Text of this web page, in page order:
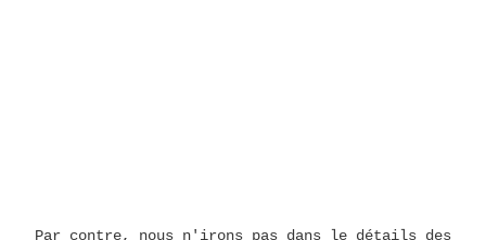
Par contre, nous n'irons pas dans le détails des